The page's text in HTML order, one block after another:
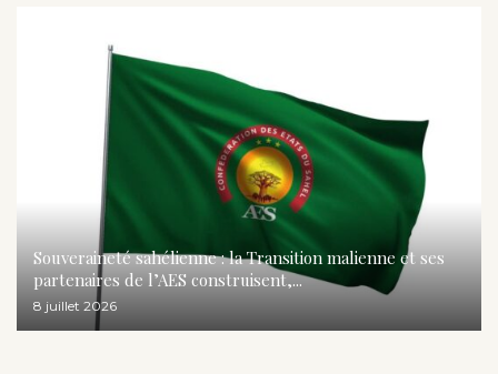
Souveraineté sahélienne : la Transition malienne et ses
partenaires de l’AES construisent,...
8 juillet 2026